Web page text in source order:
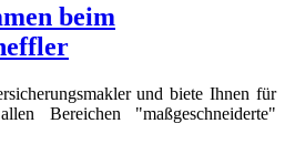
beim
und biete Ihnen für
Bereichen "maßgeschneiderte"